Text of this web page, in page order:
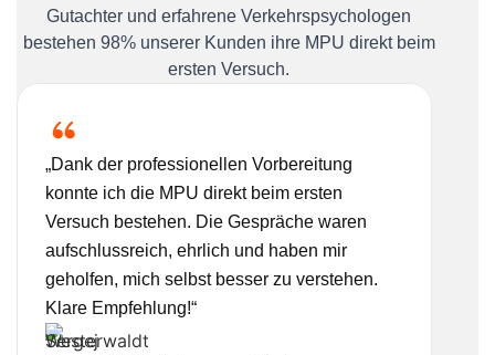
Gutachter und erfahrene Verkehrspsychologen
bestehen 98% unserer Kunden ihre MPU direkt beim
ersten Versuch.
„Dank der professionellen Vorbereitung
konnte ich die MPU direkt beim ersten
Versuch bestehen. Die Gespräche waren
aufschlussreich, ehrlich und haben mir
geholfen, mich selbst besser zu verstehen.
Klare Empfehlung!“